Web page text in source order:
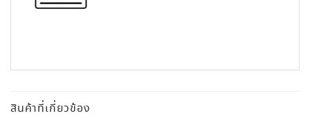
สินค้าที่เกี่ยวข้อง